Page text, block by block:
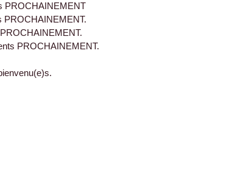
PROCHAINEMENT
PROCHAINEMENT.
PROCHAINEMENT.